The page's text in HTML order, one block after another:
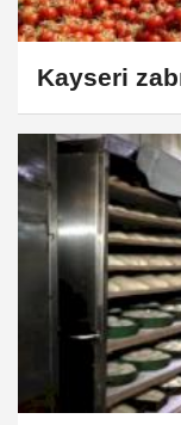
Kayseri